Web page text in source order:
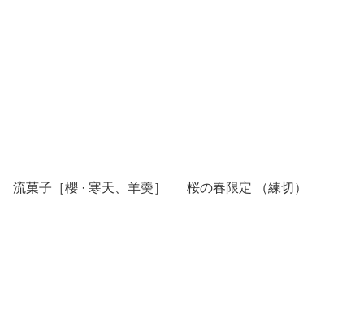
流菓子［櫻 · 寒天、羊羮］ 桜の春限定 （練切）